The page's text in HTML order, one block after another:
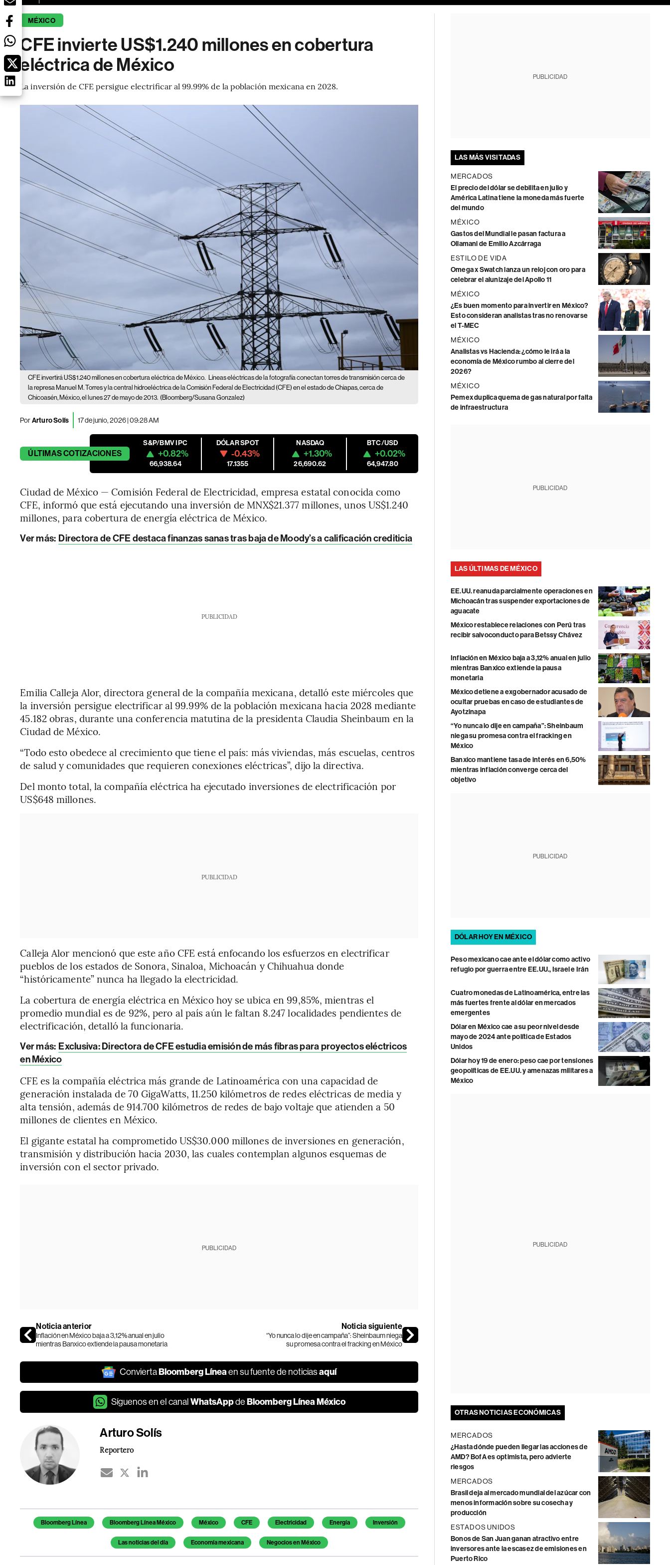
MÉXICO
CFE invierte US$1.240 millones en cobertura
eléctrica de México
La inversión de CFE persigue electrificar al 99.99% de la población mexicana en 2028.
CFE invertirá US$1.240 millones en cobertura eléctrica de México. Líneas eléctricas de la fotografía conectan torres de transmisión cerca de
la represa Manuel M. Torres y la central hidroeléctrica de la Comisión Federal de Electricidad (CFE) en el estado de Chiapas, cerca de
Chicoasén, México, el lunes 27 de mayo de 2013. (Bloomberg/Susana Gonzalez)
PorArturo Solís 17 de junio, 2026 | 09:28 AM
ÚLTIMASCOTIZACIONES
S&P/BMV IPC
+0.82%
66,938.64
DÓLAR SPOT
-0.43%
17.1355
NASDAQ
+1.30%
26,690.62
BTC/USD
+0.02%
64,947.80
Ciudad de México — Comisión Federal de Electricidad, empresa estatal conocida como
CFE, informó que está ejecutando una inversión de MNX$21.377 millones, unos US$1.240
millones, para cobertura de energía eléctrica de México.
Ver más: Directora de CFE destaca finanzas sanas tras baja de Moody’s a calificación crediticia
PUBLICIDAD
Emilia Calleja Alor, directora general de la compañía mexicana, detalló este miércoles que
la inversión persigue electrificar al 99.99% de la población mexicana hacia 2028 mediante
45.182 obras, durante una conferencia matutina de la presidenta Claudia Sheinbaum en la
Ciudad de México.
“Todo esto obedece al crecimiento que tiene el país: más viviendas, más escuelas, centros
de salud y comunidades que requieren conexiones eléctricas”, dijo la directiva.
Del monto total, la compañía eléctrica ha ejecutado inversiones de electrificación por
US$648 millones.
PUBLICIDAD
Calleja Alor mencionó que este año CFE está enfocando los esfuerzos en electrificar
pueblos de los estados de Sonora, Sinaloa, Michoacán y Chihuahua donde
“históricamente” nunca ha llegado la electricidad.
La cobertura de energía eléctrica en México hoy se ubica en 99,85%, mientras el
promedio mundial es de 92%, pero al país aún le faltan 8.247 localidades pendientes de
electrificación, detalló la funcionaria.
Ver más: Exclusiva: Directora de CFE estudia emisión de más fibras para proyectos eléctricos
en México
CFE es la compañía eléctrica más grande de Latinoamérica con una capacidad de
generación instalada de 70 GigaWatts, 11.250 kilómetros de redes eléctricas de media y
alta tensión, además de 914.700 kilómetros de redes de bajo voltaje que atienden a 50
millones de clientes en México.
El gigante estatal ha comprometido US$30.000 millones de inversiones en generación,
transmisión y distribución hacia 2030, las cuales contemplan algunos esquemas de
inversión con el sector privado.
PUBLICIDAD
Noticia anterior
Inflación en México baja a 3,12% anual en julio
mientras Banxico extiende la pausa monetaria
Noticia siguiente
“Yo nunca lo dije en campaña”: Sheinbaum niega
su promesa contra el fracking en México
ConviertaBloomberg Líneaen su fuente de noticiasaquí
Síguenos en el canal WhatsAppde Bloomberg Línea México
Arturo Solís
Reportero
Temas de este artículo
Bloomberg Línea Bloomberg Línea México México CFE Electricidad Energía Inversión
Las noticias del día Economía mexicana Negocios en México
PUBLICIDAD
LAS MÁS VISITADAS
MERCADOS
El precio del dólar se debilita en julio y
América Latina tiene la moneda más fuerte
del mundo
MÉXICO
Gastos del Mundial le pasan factura a
Ollamani de Emilio Azcárraga
ESTILO DE VIDA
Omega x Swatch lanza un reloj con oro para
celebrar el alunizaje del Apollo 11
MÉXICO
¿Es buen momento para invertir en México?
Esto consideran analistas tras no renovarse
el T-MEC
MÉXICO
Analistas vs Hacienda: ¿cómo le irá a la
economía de México rumbo al cierre del
2026?
MÉXICO
Pemex duplica quema de gas natural por falta
de infraestructura
PUBLICIDAD
LAS ÚLTIMAS DE MÉXICO
EE.UU. reanuda parcialmente operaciones en
Michoacán tras suspender exportaciones de
aguacate
México restablece relaciones con Perú tras
recibir salvoconducto para Betssy Chávez
Inflación en México baja a 3,12% anual en julio
mientras Banxico extiende la pausa
monetaria
México detiene a exgobernador acusado de
ocultar pruebas en caso de estudiantes de
Ayotzinapa
“Yo nunca lo dije en campaña”: Sheinbaum
niega su promesa contra el fracking en
México
Banxico mantiene tasa de interés en 6,50%
mientras inflación converge cerca del
objetivo
PUBLICIDAD
DÓLAR HOY EN MÉXICO
Peso mexicano cae ante el dólar como activo
refugio por guerra entre EE.UU., Israel e Irán
Cuatro monedas de Latinoamérica, entre las
más fuertes frente al dólar en mercados
emergentes
Dólar en México cae a su peor nivel desde
mayo de 2024 ante política de Estados
Unidos
Dólar hoy 19 de enero: peso cae por tensiones
geopolíticas de EE.UU. y amenazas militares a
México
PUBLICIDAD
OTRAS NOTICIAS ECONÓMICAS
MERCADOS
¿Hasta dónde pueden llegar las acciones de
AMD? BofA es optimista, pero advierte
riesgos
MERCADOS
Brasil deja al mercado mundial del azúcar con
menos información sobre su cosecha y
producción
ESTADOS UNIDOS
Bonos de San Juan ganan atractivo entre
inversores ante la escasez de emisiones en
Puerto Rico